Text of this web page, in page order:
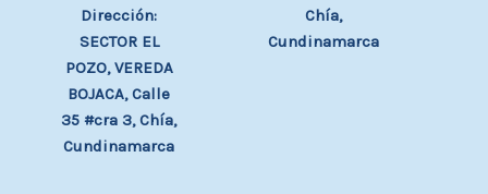
Dirección:
SECTOR EL
POZO, VEREDA
BOJACA, Calle
35 #cra 3, Chía,
Cundinamarca
Chía,
Cundinamarca